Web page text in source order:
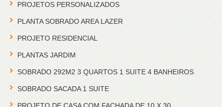
PROJETOS PERSONALIZADOS
PLANTA SOBRADO AREA LAZER
PROJETO RESIDENCIAL
PLANTAS JARDIM
SOBRADO 292M2 3 QUARTOS 1 SUITE 4 BANHEIROS
SOBRADO SACADA 1 SUITE